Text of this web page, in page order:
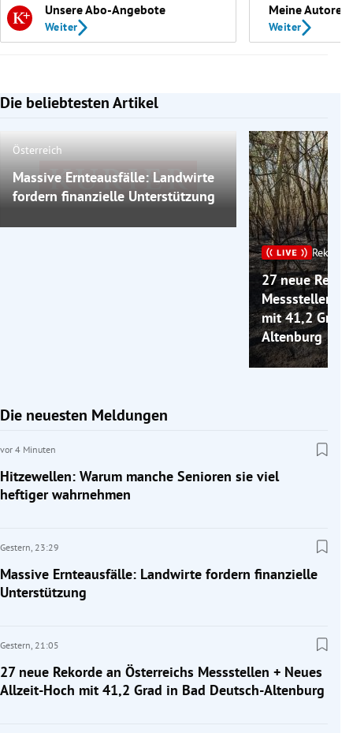
Unsere Abo-Angebote
Weiter
Meine Autoren
Weiter
Die beliebtesten Artikel
Slide 1 von 7
Bild nicht mehr verfügbar
Österreich
Massive Ernteausfälle: Landwirte
fordern finanzielle Unterstützung
27 neue
Messstellen +
mit 41,2 Grad
Altenburg
Die neuesten Meldungen
vor 4 Minuten
Hitzewellen: Warum manche Senioren sie viel
heftiger wahrnehmen
Gestern, 23:29
Massive Ernteausfälle: Landwirte fordern finanzielle
Unterstützung
Gestern, 21:05
27 neue Rekorde an Österreichs Messstellen + Neues
Allzeit-Hoch mit 41,2 Grad in Bad Deutsch-Altenburg